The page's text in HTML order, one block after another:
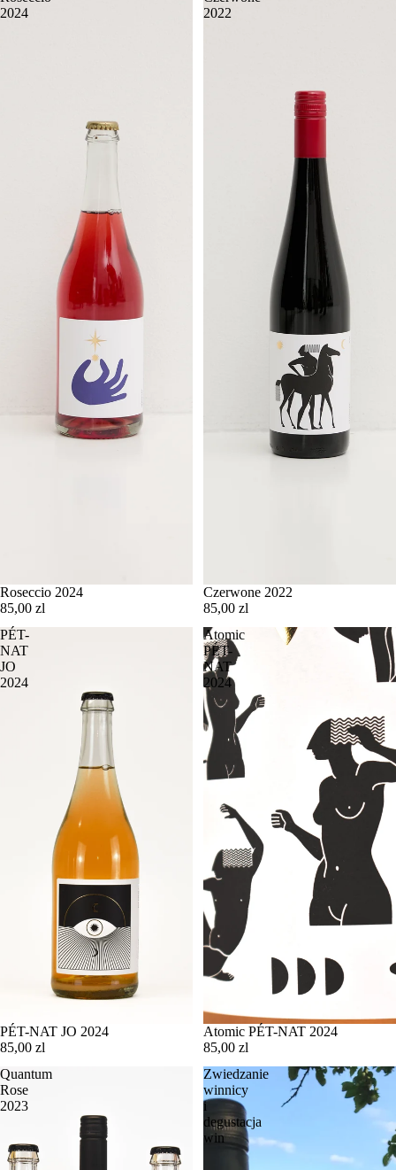
2024
Roseccio 2024
85,00 zl
2022
Czerwone 2022
85,00 zl
PÉT-
NAT
JO
2024
PÉT-NAT JO 2024
85,00 zl
Atomic
PÉT-
NAT
2024
Atomic PÉT-NAT 2024
85,00 zl
Quantum
Rose
2023
Zwiedzanie
winnicy
i
degustacja
win